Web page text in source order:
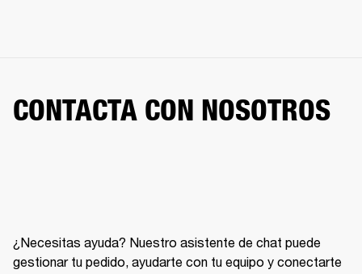
CONTACTA CON NOSOTROS
¿Necesitas ayuda? Nuestro asistente de chat puede
gestionar tu pedido, ayudarte con tu equipo y conectarte